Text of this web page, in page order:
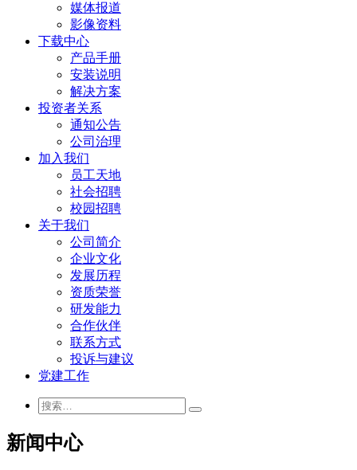
媒体报道
影像资料
下载中心
产品手册
安装说明
解决方案
投资者关系
通知公告
公司治理
加入我们
员工天地
社会招聘
校园招聘
关于我们
公司简介
企业文化
发展历程
资质荣誉
研发能力
合作伙伴
联系方式
投诉与建议
党建工作
新闻中心